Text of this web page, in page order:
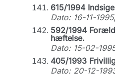
615/1994
Dato: 16-11-1995,
592/1994
hæftelse.
Dato: 15-02-
405/1993
Dato: 20-12-